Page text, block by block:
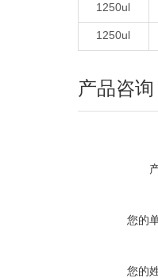
1250ul
1250ul
产品咨询
您的
您的